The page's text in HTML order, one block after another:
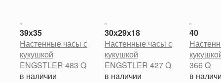
39х35
Настенные часы с
кукушкой
ENGSTLER 483 Q
в наличии
30х29х18
Настенные часы с
кукушкой
ENGSTLER 427 Q
в наличии
40
366 Q
в